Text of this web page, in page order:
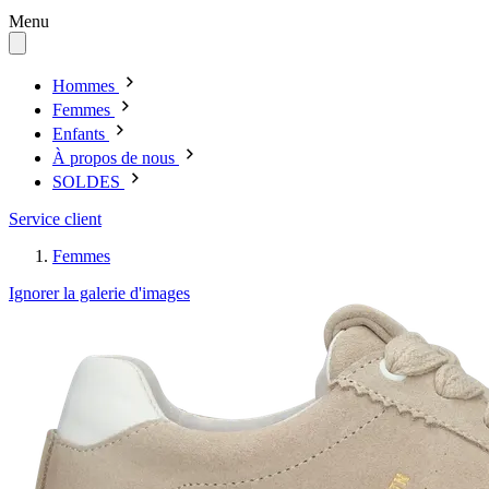
Menu
Hommes
Femmes
Enfants
À propos de nous
SOLDES
Service client
Femmes
Ignorer la galerie d'images